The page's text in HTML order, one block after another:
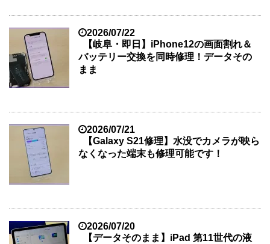
2026/07/22
【岐阜・即日】iPhone12の画面割れ＆
バッテリー交換を同時修理！データその
まま
2026/07/21
【Galaxy S21修理】水没でカメラが映ら
なくなった端末も修理可能です！
2026/07/20
【データそのまま】iPad 第11世代の液